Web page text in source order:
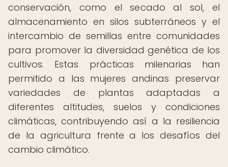
conservación, como el secado al sol, el
almacenamiento en silos subterráneos y el
intercambio de semillas entre comunidades
para promover la diversidad genética de los
cultivos. Estas prácticas milenarias han
permitido a las mujeres andinas preservar
variedades de plantas adaptadas a
diferentes altitudes, suelos y condiciones
climáticas, contribuyendo así a la resiliencia
de la agricultura frente a los desafíos del
cambio climático.